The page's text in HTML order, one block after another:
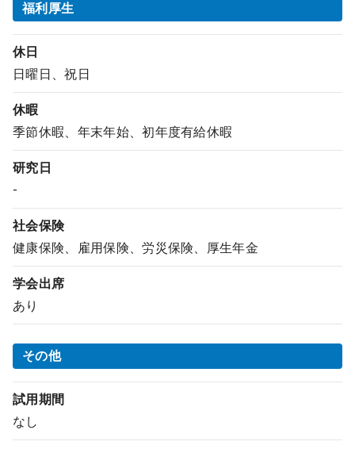
福利厚生
休日
日曜日、祝日
休暇
季節休暇、年末年始、初年度有給休暇
研究日
-
社会保険
健康保険、雇用保険、労災保険、厚生年金
学会出席
あり
その他
試用期間
なし